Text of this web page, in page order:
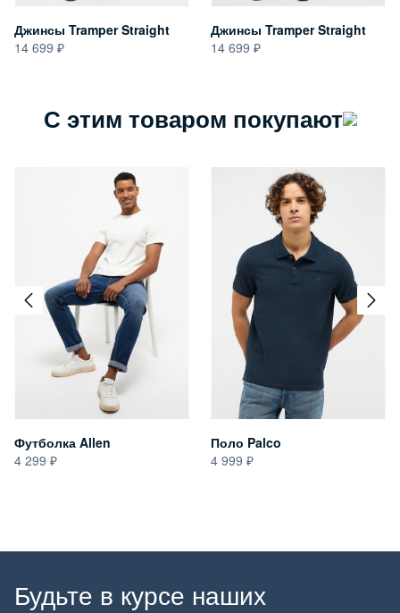
Джинсы Tramper Straight
14 699
Джинсы Tramper Straight
14 699
С этим товаром покупают
Футболка Allen
4 299
Поло Palco
4 999
Будьте в курсе наших